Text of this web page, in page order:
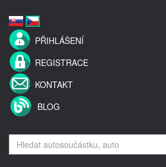
PŘIHLÁŠENÍ
REGISTRACE
KONTAKT
BLOG